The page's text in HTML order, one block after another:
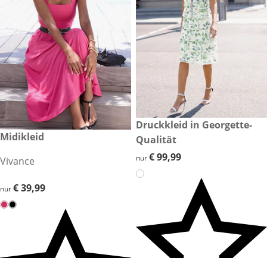
€ 39,99
Midikleid
Vivance
€ 39,99
nur€ 39,99
€ 99,99
Druckkleid in Georgette-
Qualität
€ 99,99
nur€ 99,99